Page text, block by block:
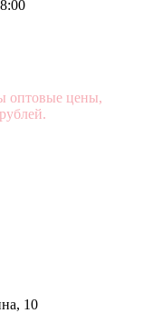
оптовые цены,
10